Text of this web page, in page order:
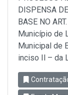
DISPENSA
BASE NO
Município de
Municipal de
inciso Il – da